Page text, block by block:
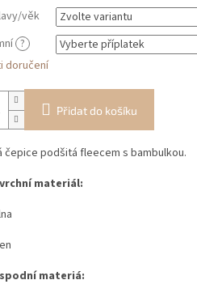
věk
?
doručení
Přidat do košíku
čepice podšitá fleecem s bambulkou.
materiál:
materiá: